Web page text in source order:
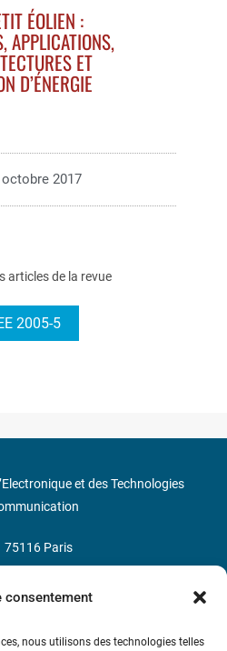
consentement
nous utilisons des technologies telles
ÉOLIEN :
APPLICATIONS,
ET
D’ÉNERGIE
2017
articles de la revue
2005-5
et des Technologies
75116 Paris
et « Iéna » Ligne 9